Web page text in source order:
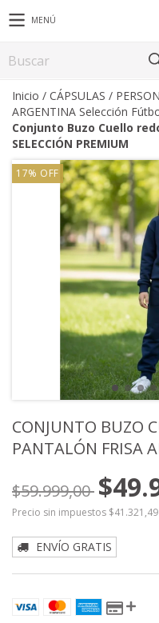
MENÚ
Inicio / CÁPSULAS /
ARGENTINA Selección
Conjunto Buzo Cuello
SELECCIÓN PREMIUM
17% OFF
CONJUNTO BUZO
PANTALÓN FRISA
$59.999,00
Precio sin impuestos $41.321,49
ENVÍO GRATIS